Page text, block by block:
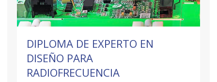
DIPLOMA DE EXPERTO EN
DISEÑO PARA
RADIOFRECUENCIA